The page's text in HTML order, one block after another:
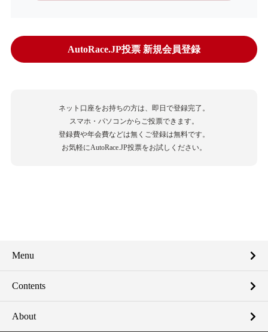
AutoRace.JP投票 新規会員登録
ネット口座をお持ちの方は、即日で登録完了。
スマホ・パソコンからご投票できます。
登録費や年会費などは無くご登録は無料です。
お気軽にAutoRace.JP投票をお試しください。
Menu
Contents
About